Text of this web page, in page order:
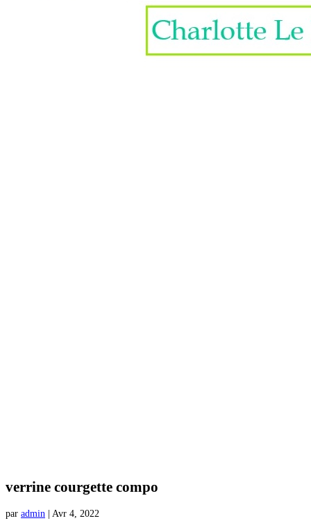
verrine courgette compo
par admin Avr 4, 2022